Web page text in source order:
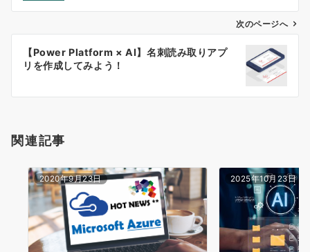
ビ
ン
次のページへ
【Power Platform × AI】名刺読み取りアプ
リを作成してみよう！
関連記事
2020年9月23日 2025年10月23日